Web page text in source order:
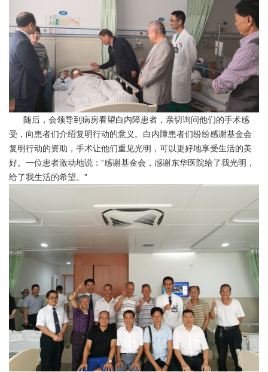
随后，会领导到病房看望白内障患者，亲切询问他们的手术感
受，向患者们介绍复明行动的意义。白内障患者们纷纷感谢基金会
复明行动的资助，手术让他们重见光明，可以更好地享受生活的美
好。一位患者激动地说：“感谢基金会，感谢东华医院给了我光明，
给了我生活的希望。”